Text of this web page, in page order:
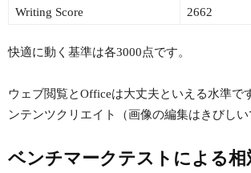
Writing Score
2662
快適に動く基準は各3000点です。
ウェブ閲覧とOfficeは大丈夫といえる水準で
ンテンツクリエイト（画像の編集はきびしい
ベンチマークテストによる相